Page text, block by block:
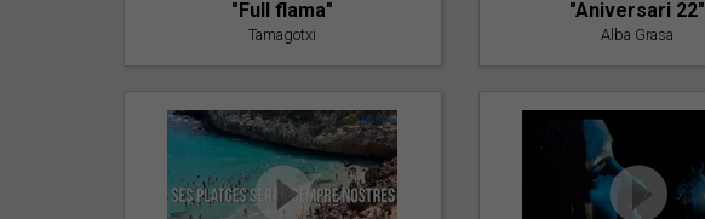
"Full flama"
Tamagotxi
"Aniversari 22"
Alba Grasa